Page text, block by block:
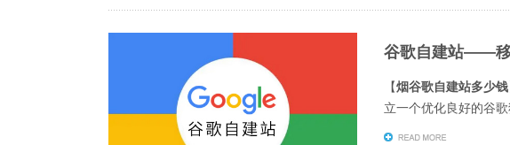
谷歌自建站——移
【烟谷歌自建站多少钱
立一个优化良好的谷